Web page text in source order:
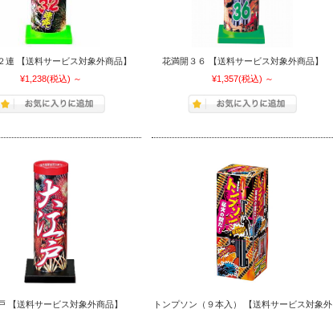
連 【送料サービス対象外商品】
¥1,238(税込) ～
花満開３６ 【送料サービス対象外商品】
¥1,357(税込) ～
【送料サービス対象外商品】
トンプソン（９本入） 【送料サービス対象外